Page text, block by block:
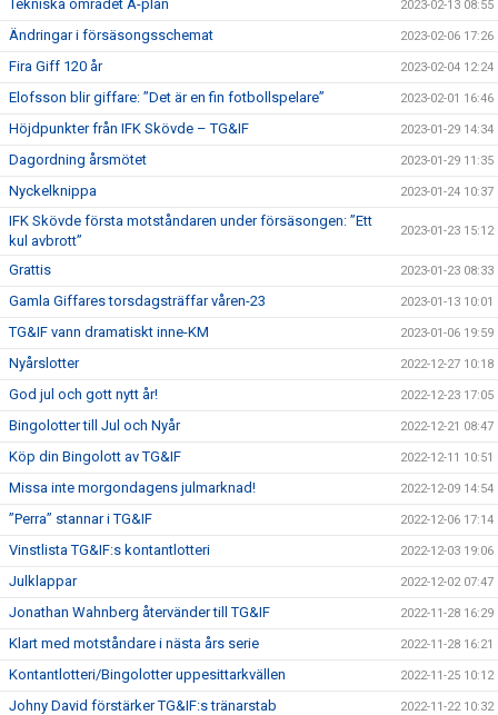
Tekniska området A-plan 2023-02-13 08:55
Ändringar i försäsongsschemat 2023-02-06 17:26
Fira Giff 120 år 2023-02-04 12:24
Elofsson blir giffare: ”Det är en fin fotbollspelare” 2023-02-01 16:46
Höjdpunkter från IFK Skövde – TG&IF 2023-01-29 14:34
Dagordning årsmötet 2023-01-29 11:35
Nyckelknippa 2023-01-24 10:37
IFK Skövde första motståndaren under försäsongen: ”Ett
kul avbrott”
2023-01-23 15:12
Grattis 2023-01-23 08:33
Gamla Giffares torsdagsträffar våren-23 2023-01-13 10:01
TG&IF vann dramatiskt inne-KM 2023-01-06 19:59
Nyårslotter 2022-12-27 10:18
God jul och gott nytt år! 2022-12-23 17:05
Bingolotter till Jul och Nyår 2022-12-21 08:47
Köp din Bingolott av TG&IF 2022-12-11 10:51
Missa inte morgondagens julmarknad! 2022-12-09 14:54
”Perra” stannar i TG&IF 2022-12-06 17:14
Vinstlista TG&IF:s kontantlotteri 2022-12-03 19:06
Julklappar 2022-12-02 07:47
Jonathan Wahnberg återvänder till TG&IF 2022-11-28 16:29
Klart med motståndare i nästa års serie 2022-11-28 16:21
Kontantlotteri/Bingolotter uppesittarkvällen 2022-11-25 10:12
Johny David förstärker TG&IF:s tränarstab 2022-11-22 10:32